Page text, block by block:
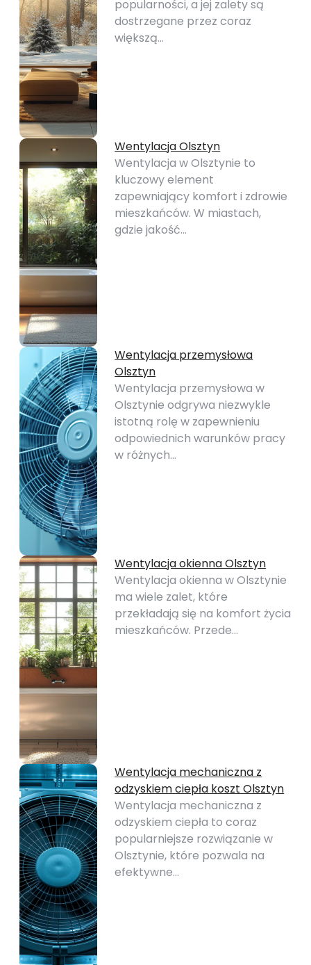
popularności, a jej zalety są
dostrzegane przez coraz
większą…
Wentylacja Olsztyn
Wentylacja w Olsztynie to
kluczowy element
zapewniający komfort i zdrowie
mieszkańców. W miastach,
gdzie jakość…
Wentylacja przemysłowa
Olsztyn
Wentylacja przemysłowa w
Olsztynie odgrywa niezwykle
istotną rolę w zapewnieniu
odpowiednich warunków pracy
w różnych…
Wentylacja okienna Olsztyn
Wentylacja okienna w Olsztynie
ma wiele zalet, które
przekładają się na komfort życia
mieszkańców. Przede…
Wentylacja mechaniczna z
odzyskiem ciepła koszt Olsztyn
Wentylacja mechaniczna z
odzyskiem ciepła to coraz
popularniejsze rozwiązanie w
Olsztynie, które pozwala na
efektywne…